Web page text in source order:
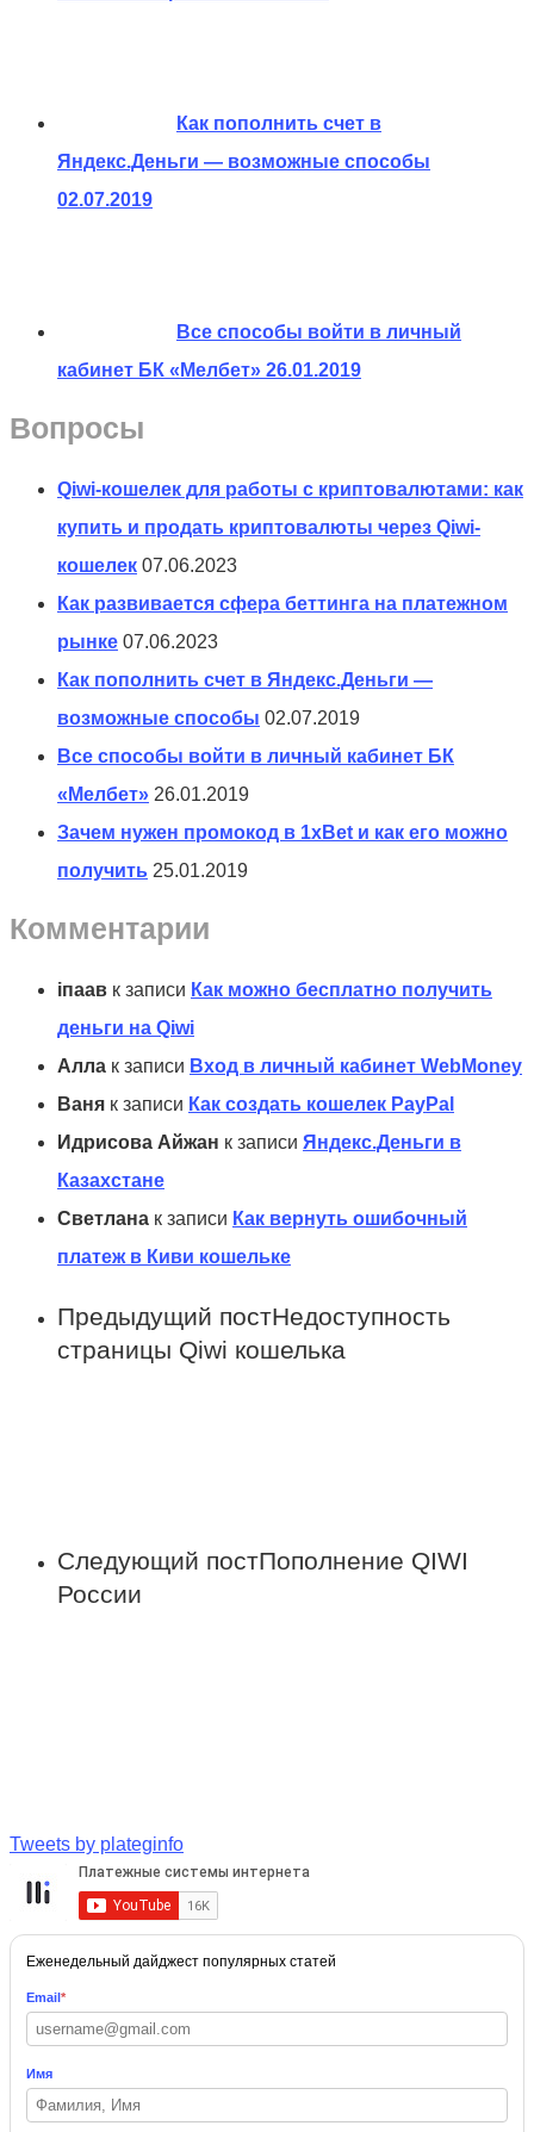
Как пополнить счет в
Яндекс.Деньги — возможные способы
02.07.2019
Все способы войти в личный
кабинет БК «Мелбет» 26.01.2019
Вопросы
Qiwi-кошелек для работы с криптовалютами: как
купить и продать криптовалюты через Qiwi-
кошелек 07.06.2023
Как развивается сфера беттинга на платежном
рынке 07.06.2023
Как пополнить счет в Яндекс.Деньги —
возможные способы 02.07.2019
Все способы войти в личный кабинет БК
«Мелбет» 26.01.2019
Зачем нужен промокод в 1xBet и как его можно
получить 25.01.2019
Комментарии
іпаав к записи Как можно бесплатно получить
деньги на Qiwi
Алла к записи Вход в личный кабинет WebMoney
Ваня к записи Как создать кошелек PayPal
Идрисова Айжан к записи Яндекс.Деньги в
Казахстане
Светлана к записи Как вернуть ошибочный
платеж в Киви кошельке
Предыдущий постНедоступность
страницы Qiwi кошелька
Следующий постПополнение QIWI
России
Tweets by plateginfo
Еженедельный дайджест популярных статей
Email*
Имя